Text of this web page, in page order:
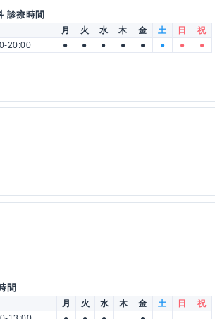
診療時間
月 火 水 木 金 土 日
祝
20:00
● ● ● ● ● ● ● ●
間
月 火 水 木 金 土 日
祝